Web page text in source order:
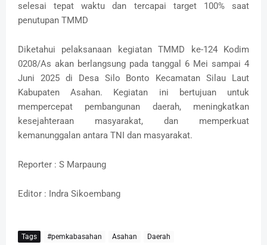
selesai tepat waktu dan tercapai target 100% saat
penutupan TMMD
Diketahui pelaksanaan kegiatan TMMD ke-124 Kodim
0208/As akan berlangsung pada tanggal 6 Mei sampai 4
Juni 2025 di Desa Silo Bonto Kecamatan Silau Laut
Kabupaten Asahan. Kegiatan ini bertujuan untuk
mempercepat pembangunan daerah, meningkatkan
kesejahteraan masyarakat, dan memperkuat
kemanunggalan antara TNI dan masyarakat.
Reporter : S Marpaung
Editor : Indra Sikoembang
Tags #pemkabasahan Asahan Daerah